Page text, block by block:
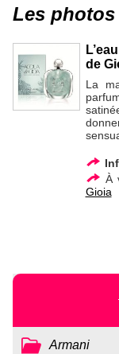
Les
de
La
À
Gioia
Armani